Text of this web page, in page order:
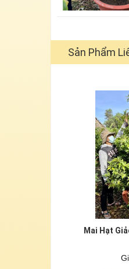
Sản Phẩm
Mai Hạt